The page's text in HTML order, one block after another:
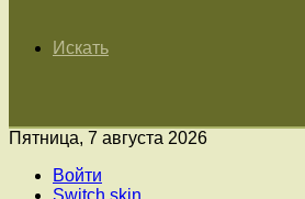
Искать
Пятница, 7 августа 2026
Войти
Switch skin